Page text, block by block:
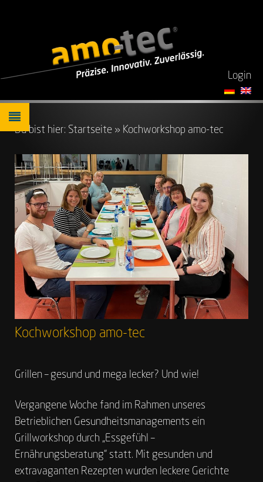
Login
Du bist hier: Startseite » Kochworkshop amo-tec
Kochworkshop amo-tec
Grillen – gesund und mega lecker? Und wie!
Vergangene Woche fand im Rahmen unseres
Betrieblichen Gesundheitsmanagements ein
Grillworkshop durch „Essgefühl –
Ernährungsberatung“ statt. Mit gesunden und
extravaganten Rezepten wurden leckere Gerichte